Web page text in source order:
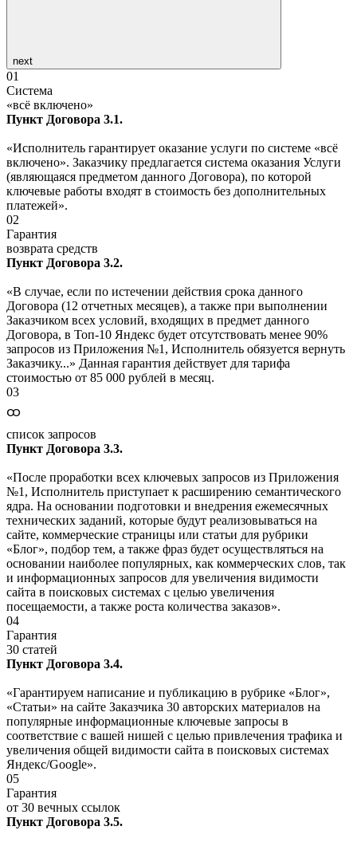
next
01
Система
«всё включено»
Пункт Договора 3.1.
«Исполнитель гарантирует оказание услуги по системе «всё
включено». Заказчику предлагается система оказания Услуги
(являющаяся предметом данного Договора), по которой
ключевые работы входят в стоимость без дополнительных
платежей».
02
Гарантия
возврата средств
Пункт Договора 3.2.
«В случае, если по истечении действия срока данного
Договора (12 отчетных месяцев), а также при выполнении
Заказчиком всех условий, входящих в предмет данного
Договора, в Топ-10 Яндекс будет отсутствовать менее 90%
запросов из Приложения №1, Исполнитель обязуется вернуть
Заказчику...» Данная гарантия действует для тарифа
стоимостью от 85 000 рублей в месяц.
03
ထ
список запросов
Пункт Договора 3.3.
«После проработки всех ключевых запросов из Приложения
№1, Исполнитель приступает к расширению семантического
ядра. На основании подготовки и внедрения ежемесячных
технических заданий, которые будут реализовываться на
сайте, коммерческие страницы или статьи для рубрики
«Блог», подбор тем, а также фраз будет осуществляться на
основании наиболее популярных, как коммерческих слов, так
и информационных запросов для увеличения видимости
сайта в поисковых системах с целью увеличения
посещаемости, а также роста количества заказов».
04
Гарантия
30 статей
Пункт Договора 3.4.
«Гарантируем написание и публикацию в рубрике «Блог»,
«Статьи» на сайте Заказчика 30 авторских материалов на
популярные информационные ключевые запросы в
соответствие с вашей нишей с целью привлечения трафика и
увеличения общей видимости сайта в поисковых системах
Яндекс/Google».
05
Гарантия
от 30 вечных ссылок
Пункт Договора 3.5.